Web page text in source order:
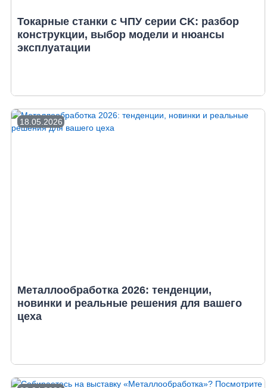
Токарные станки с ЧПУ серии CK: разбор
конструкции, выбор модели и нюансы
эксплуатации
18.05.2026
Металлообработка 2026: тенденции,
новинки и реальные решения для вашего
цеха